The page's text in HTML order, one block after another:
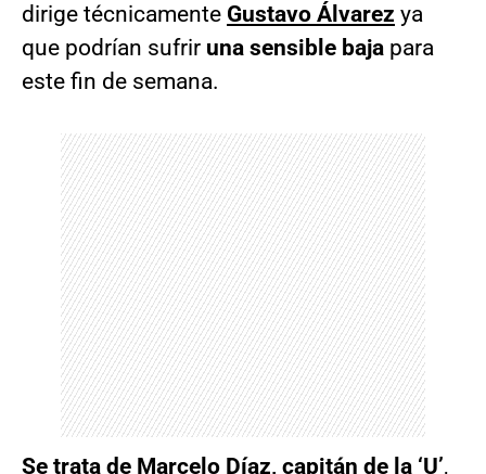
dirige técnicamente Gustavo Álvarez ya
que podrían sufrir una sensible baja para
este fin de semana.
Se trata de Marcelo Díaz, capitán de la ‘U’,